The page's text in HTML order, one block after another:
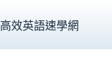
至
高效英語速學網